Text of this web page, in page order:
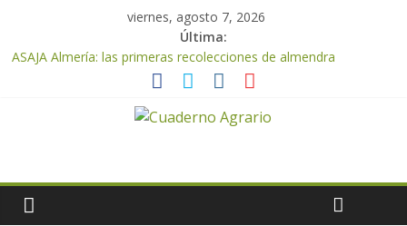
viernes, agosto 7, 2026
Última:
ASAJA Almería: las primeras recolecciones de almendra
confirman una cosecha desigual marcada por las inclemencias
El Ministerio de Agricultura, Pesca y Alimentación autoriza el
origen cooperativo en escuelas de hostelería
Cooperativas Agro-alimentarias de Andalucía celebra la